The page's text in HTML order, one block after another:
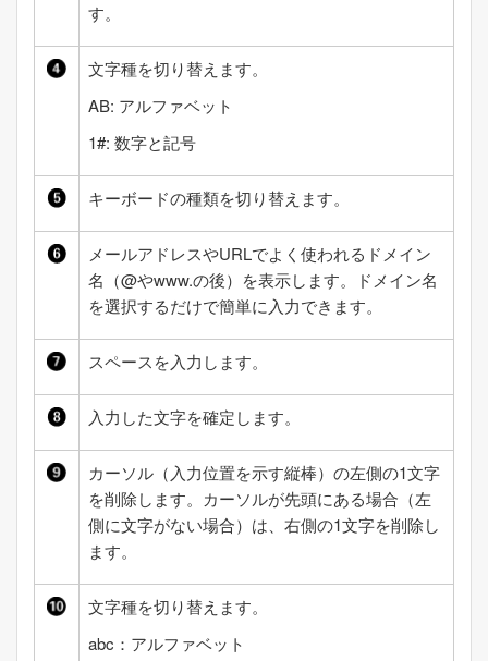
す。
文字種を切り替えます。
AB: アルファベット
1#: 数字と記号
キーボードの種類を切り替えます。
メールアドレスやURLでよく使われるドメイン
名（@やwww.の後）を表示します。ドメイン名
を選択するだけで簡単に入力できます。
スペースを入力します。
入力した文字を確定します。
カーソル（入力位置を示す縦棒）の左側の1文字
を削除します。カーソルが先頭にある場合（左
側に文字がない場合）は、右側の1文字を削除し
ます。
文字種を切り替えます。
abc：アルファベット